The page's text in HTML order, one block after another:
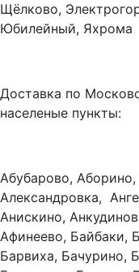
Щёлково,
Юбилейный, Яхрома
Доставка по
населеные пункты:
Абубарово,
Александровка,
Анискино,
Афинеево, Байбаки,
Барвиха, Бачурино,